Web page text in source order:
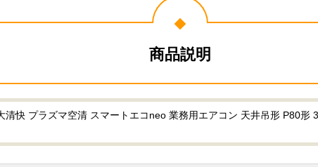
商品説明
清快 プラズマ空清 スマートエコneo 業務用エアコン 天井吊形 P80